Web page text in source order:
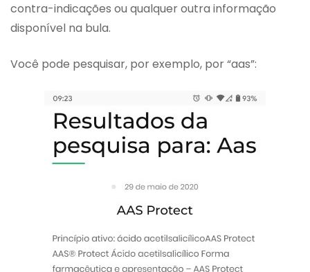
contra-indicações ou qualquer outra informação
disponível na bula.
Você pode pesquisar, por exemplo, por “aas”: